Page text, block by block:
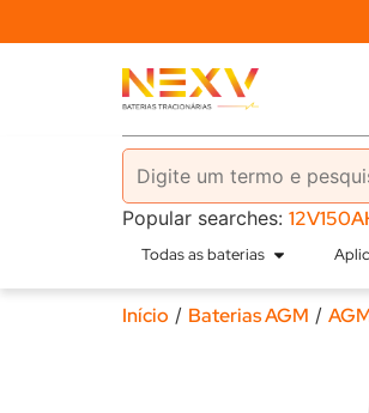
Popular searches:
Todas as baterias
Início / Baterias AGM /